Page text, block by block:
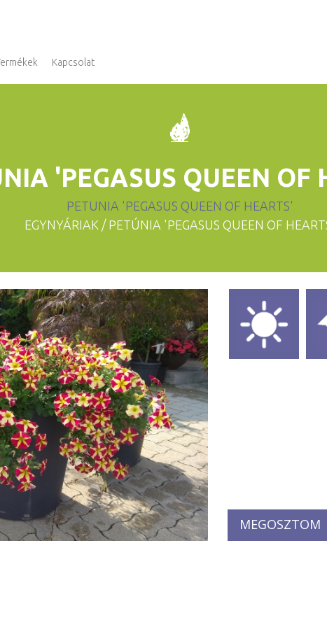
Kapcsolat
'PEGASUS QUEEN OF
PETUNIA 'PEGASUS QUEEN OF HEARTS'
EGYNYÁRIAK / PETÚNIA 'PEGASUS QUEEN OF
MEGOSZTOM